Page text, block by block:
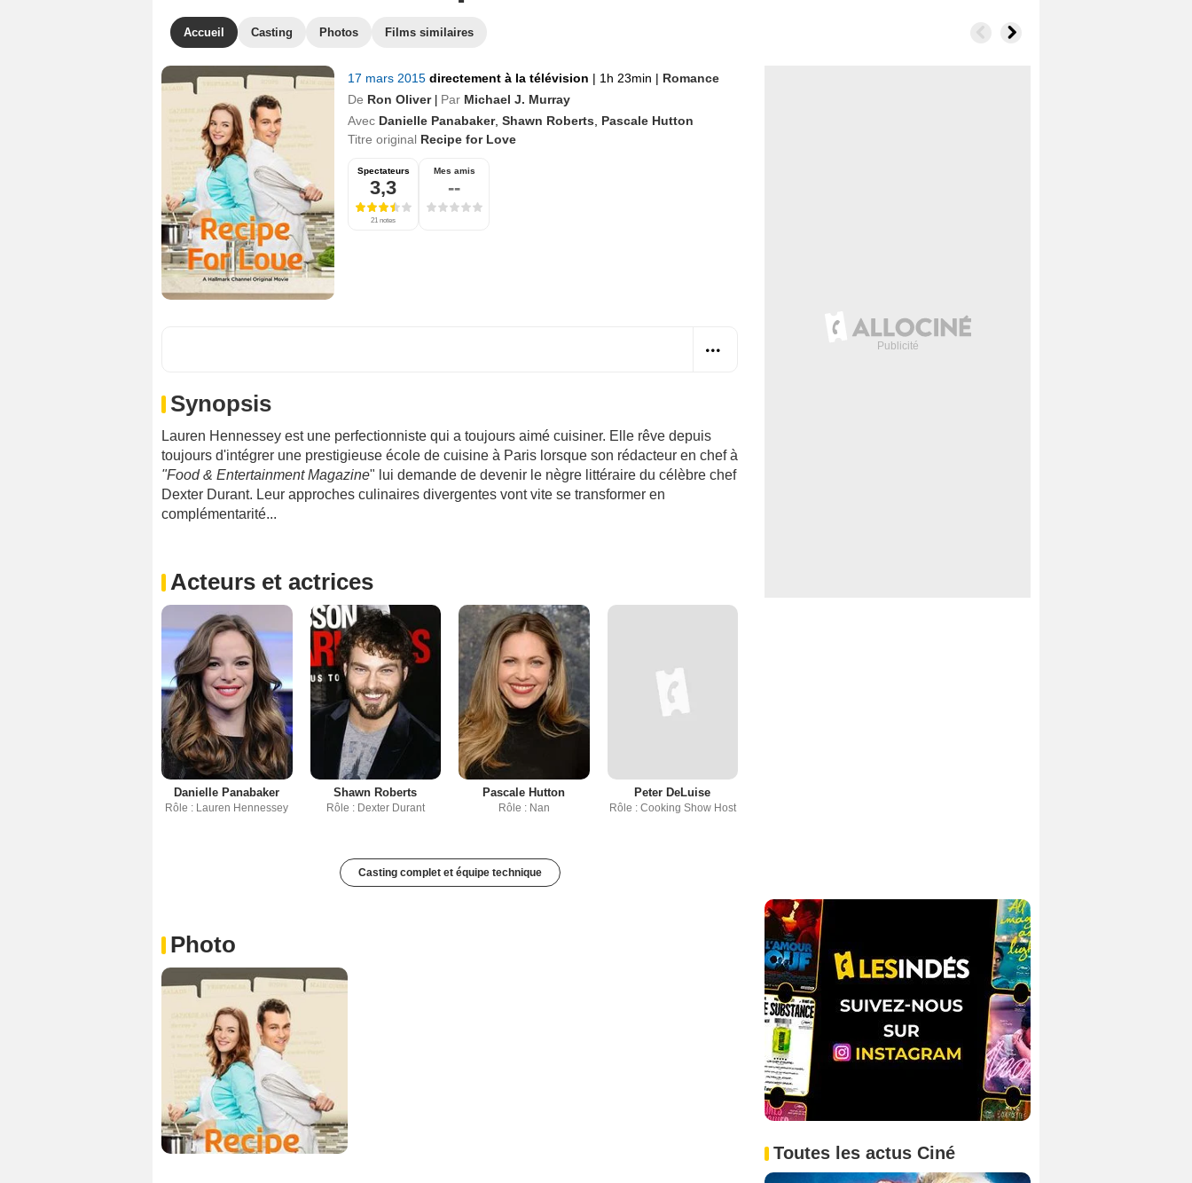
Accueil Casting Photos Films similaires
17 mars 2015 directement à la télévision | 1h 23min | Romance
De Ron Oliver Par Michael J. Murray
Avec Danielle Panabaker, Shawn Roberts
Pascale Hutton
Titre original Recipe for Love
Spectateurs
3,3
21 notes
Mes amis
--
Synopsis
Lauren Hennessey est une perfectionniste qui a toujours aimé cuisiner. Elle rêve depuis
toujours d'intégrer une prestigieuse école de cuisine à Paris lorsque son rédacteur en chef à
"Food & Entertainment Magazine" lui demande de devenir le nègre littéraire du célèbre chef
Dexter Durant. Leur approches culinaires divergentes vont vite se transformer en
complémentarité...
Acteurs et actrices
Danielle Panabaker
Rôle : Lauren Hennessey
Shawn Roberts
Rôle : Dexter Durant
Pascale Hutton
Rôle : Nan
Peter DeLuise
Rôle : Cooking Show Host
Casting complet et équipe technique
Photo
Toutes les actus Ciné